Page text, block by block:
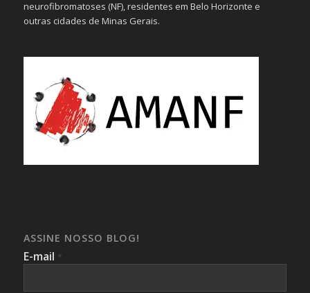
neurofibromatoses (NF), residentes em Belo Horizonte e
outras cidades de Minas Gerais.
ASSINE NOSSO BLOG!
E-mail *